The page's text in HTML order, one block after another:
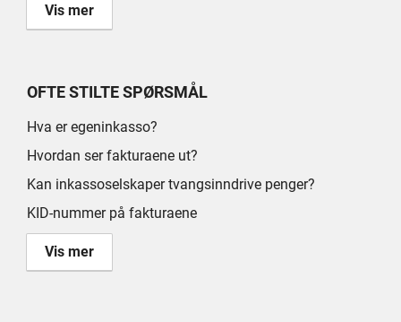
Vis mer
OFTE STILTE SPØRSMÅL
Hva er egeninkasso?
Hvordan ser fakturaene ut?
Kan inkassoselskaper tvangsinndrive penger?
KID-nummer på fakturaene
Vis mer